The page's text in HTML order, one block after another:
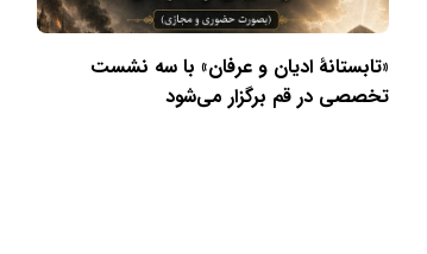
«تابستانهٔ ادیان و عرفان» با سه نشست
تخصصی در قم برگزار می‌شود